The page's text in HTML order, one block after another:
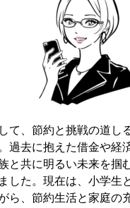
て、節約と挑戦の道し
過去に抱えた借金や経
と共に明るい未来を掴
した。現在は、小学生
ら、節約生活と家庭の